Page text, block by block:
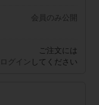
会員のみ公開
ご注文には
ログイン してください